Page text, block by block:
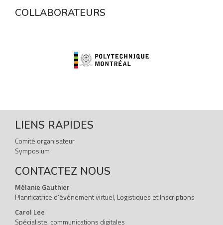
COLLABORATEURS
LIENS RAPIDES
Comité organisateur
Symposium
CONTACTEZ NOUS
Mélanie Gauthier
Planificatrice d'événement virtuel, Logistiques et Inscriptions
Carol Lee
Spécialiste, communications digitales